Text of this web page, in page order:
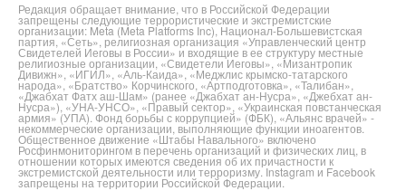
Редакция обращает внимание, что в Российской Федерации
запрещены следующие террористические и экстремистские
организации: Meta (Meta Platforms Inc), Национал-Большевистская
партия, «Сеть», религиозная организация «Управленческий центр
Свидетелей Иеговы в России» и входящие в ее структуру местные
религиозные организации, «Свидетели Иеговы», «Мизантропик
Дивижн», «ИГИЛ», «Аль-Каида», «Меджлис крымско-татарского
народа», «Братство» Корчинского, «Артподготовка», «Талибан»,
«Джабхат Фатх аш-Шам» (ранее «Джабхат ан-Нусра», «Джебхат ан-
Нусра»), «УНА-УНСО», «Правый сектор», «Украинская повстанческая
армия» (УПА). Фонд борьбы с коррупцией» (ФБК), «Альянс врачей» -
некоммерческие организации, выполняющие функции иноагентов.
Общественное движение «Штабы Навального» включено
Росфинмониторингом в перечень организаций и физических лиц, в
отношении которых имеются сведения об их причастности к
экстремистской деятельности или терроризму. Instagram и Facebook
запрещены на территории Российской Федерации.